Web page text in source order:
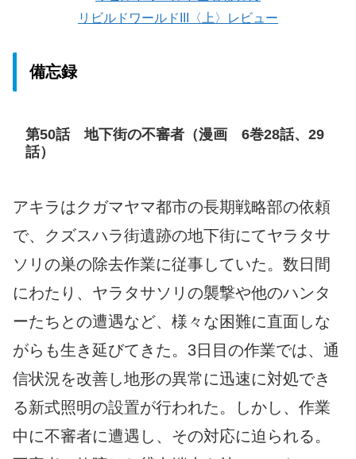
リビルドワールドIII〈上〉レビュー
備忘録
第50話 地下街の不審者（漫画 6巻28話、29
話）
アキラはクガマヤマ都市の長期戦略部の依頼
で、クズスハラ街遺跡の地下街にてヤラタサ
ソリの巣の除去作業に従事していた。数日間
にわたり、ヤラタサソリの襲撃や他のハンタ
ーたちとの遭遇など、様々な困難に直面しな
がらも生き延びてきた。3日目の作業では、通
信状況を改善し地形の異常に迅速に対処でき
る新式照明の設置が行われた。しかし、作業
中に不審者に遭遇し、その対応に迫られる。